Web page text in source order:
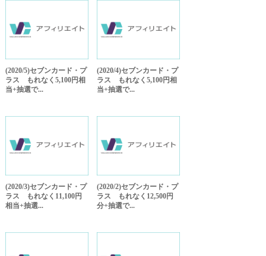
(2020/5)セブンカード・プ
ラス もれなく5,100円相
当+抽選で...
(2020/4)セブンカード・プ
ラス もれなく5,100円相
当+抽選で...
(2020/3)セブンカード・プ
ラス もれなく11,100円
相当+抽選...
(2020/2)セブンカード・プ
ラス もれなく12,500円
分+抽選で...